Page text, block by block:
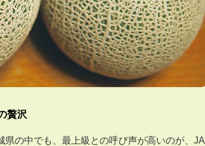
贅沢
県の中でも、最上級との呼び声が高いのが、JA